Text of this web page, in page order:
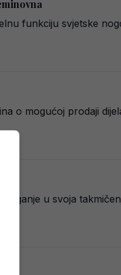
funkciju svjetske
o mogućoj prodaji
u svoja